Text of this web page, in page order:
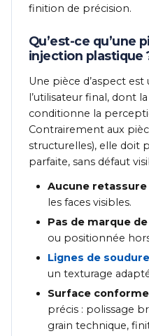
finition de précision.
Qu’est-ce qu’une
injection plastique
Une pièce d’aspect
l’utilisateur final, dont
conditionne la
Contrairement aux
structurelles), elle doit
parfaite, sans défaut
Aucune retassure
les faces visibles.
Pas de marque
ou positionnée
Lignes de soudure
un texturage
Surface conforme
précis : polissage
grain technique,